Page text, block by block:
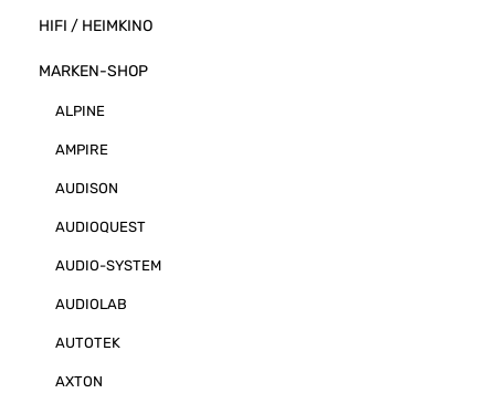
HIFI / HEIMKINO
MARKEN-SHOP
ALPINE
AMPIRE
AUDISON
AUDIOQUEST
AUDIO-SYSTEM
AUDIOLAB
AUTOTEK
AXTON